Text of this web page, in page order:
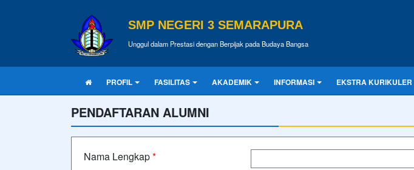
SMP NEGERI 3 SEMARAPURA
Unggul dalam Prestasi dengan Berpijak pada Budaya Bangsa
PROFIL FASILITAS AKADEMIK INFORMASI EKSTRA KURIKULER
PENDAFTARAN ALUMNI
Nama Lengkap*